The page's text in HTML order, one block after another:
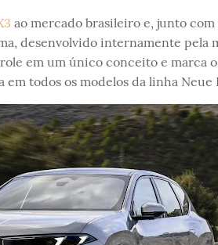
ao mercado brasileiro e, junto
desenvolvido internamente pela
em um único conceito e marca
todos os modelos da linha Neue